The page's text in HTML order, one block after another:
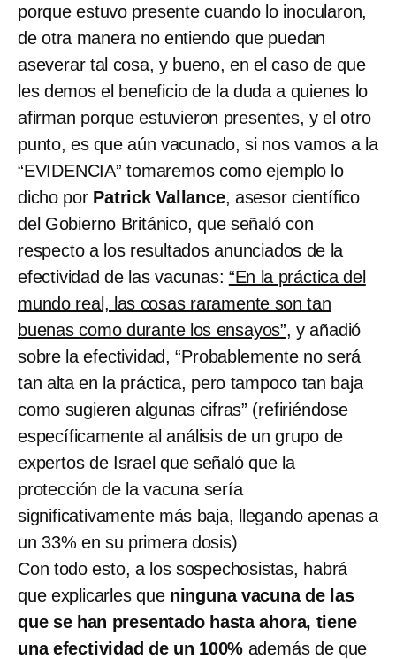
porque estuvo presente cuando lo inocularon,
de otra manera no entiendo que puedan
aseverar tal cosa, y bueno, en el caso de que
les demos el beneficio de la duda a quienes lo
afirman porque estuvieron presentes, y el otro
punto, es que aún vacunado, si nos vamos a la
“EVIDENCIA” tomaremos como ejemplo lo
dicho por Patrick Vallance, asesor científico
del Gobierno Británico, que señaló con
respecto a los resultados anunciados de la
efectividad de las vacunas: “En la práctica del
mundo real, las cosas raramente son tan
buenas como durante los ensayos”, y añadió
sobre la efectividad, “Probablemente no será
tan alta en la práctica, pero tampoco tan baja
como sugieren algunas cifras” (refiriéndose
específicamente al análisis de un grupo de
expertos de Israel que señaló que la
protección de la vacuna sería
significativamente más baja, llegando apenas a
un 33% en su primera dosis)
Con todo esto, a los sospechosistas, habrá
que explicarles que ninguna vacuna de las
que se han presentado hasta ahora, tiene
una efectividad de un 100% además de que